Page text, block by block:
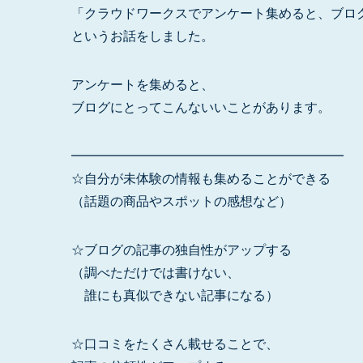
「クラウドワークスでアンケート集めると、ブロ
というお話をしました。
アンケートを集めると、
ブログにとってこんないいことがあります。
━━━━━━━━━━━━━━━━━━━━━
☆自分が未体験の情報も集めることができる
（話題の商品やスポットの感想など）
☆ブログの記事の独自性がアップする
（調べただけでは書けない、
誰にも真似できない記事になる）
☆口コミをたくさん載せることで、